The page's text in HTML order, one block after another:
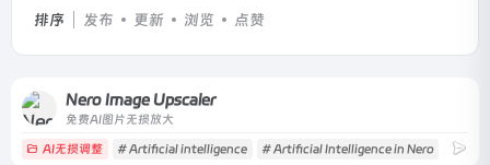
排序 发布 更新 浏览 点赞
Nero Image Upscaler
免费AI图片无损放大
AI无损调整 # Artificial intelligence # Artificial Intelligence in Nero #